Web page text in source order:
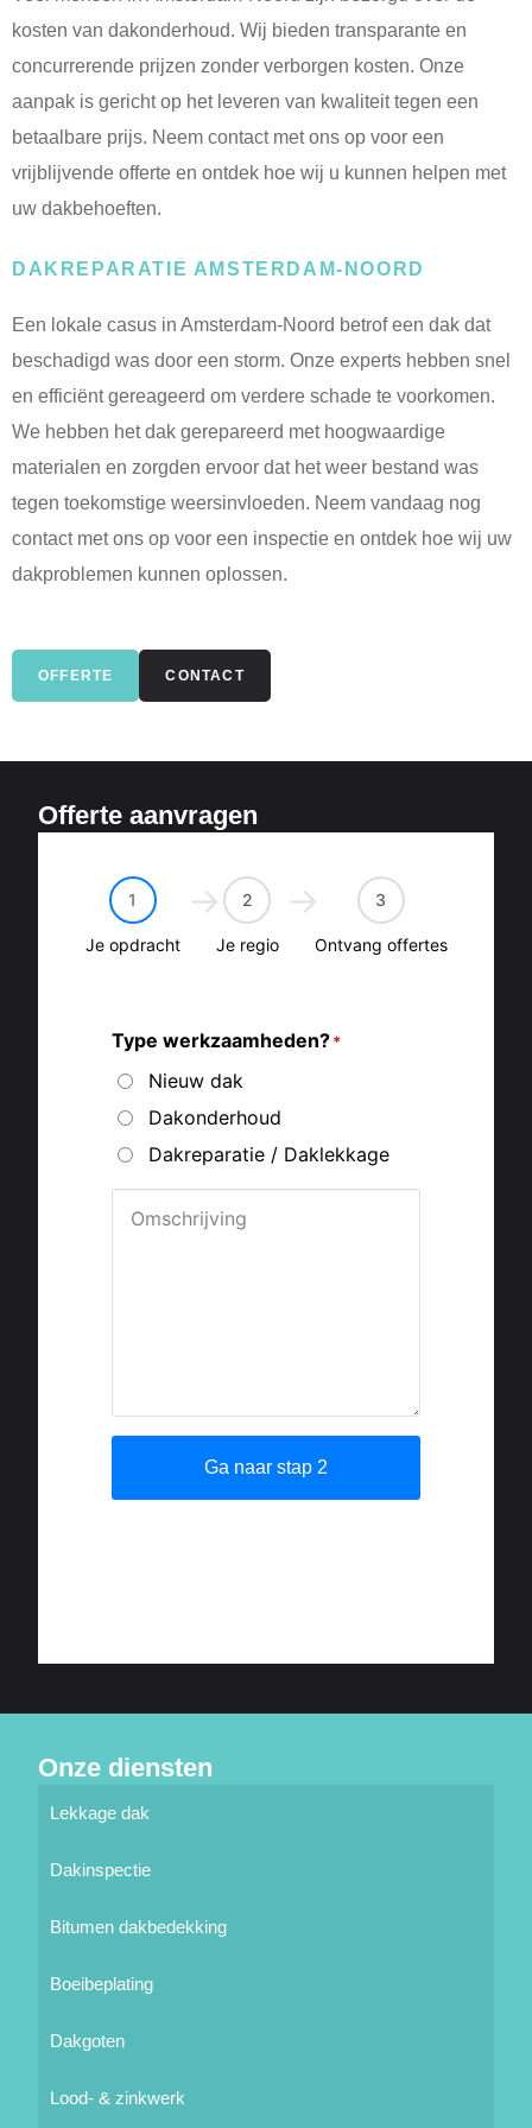
kosten van dakonderhoud. Wij bieden transparante en
concurrerende prijzen zonder verborgen kosten. Onze
aanpak is gericht op het leveren van kwaliteit tegen een
betaalbare prijs. Neem contact met ons op voor een
vrijblijvende offerte en ontdek hoe wij u kunnen helpen met
uw dakbehoeften.
DAKREPARATIE AMSTERDAM-NOORD
Een lokale casus in Amsterdam-Noord betrof een dak dat
beschadigd was door een storm. Onze experts hebben snel
en efficiënt gereageerd om verdere schade te voorkomen.
We hebben het dak gerepareerd met hoogwaardige
materialen en zorgden ervoor dat het weer bestand was
tegen toekomstige weersinvloeden. Neem vandaag nog
contact met ons op voor een inspectie en ontdek hoe wij uw
dakproblemen kunnen oplossen.
OFFERTE CONTACT
Offerte aanvragen
Onze diensten
Lekkage dak
Dakinspectie
Bitumen dakbedekking
Boeibeplating
Dakgoten
Lood- & zinkwerk